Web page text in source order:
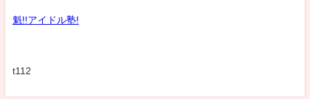
魁!!アイドル塾!
t112